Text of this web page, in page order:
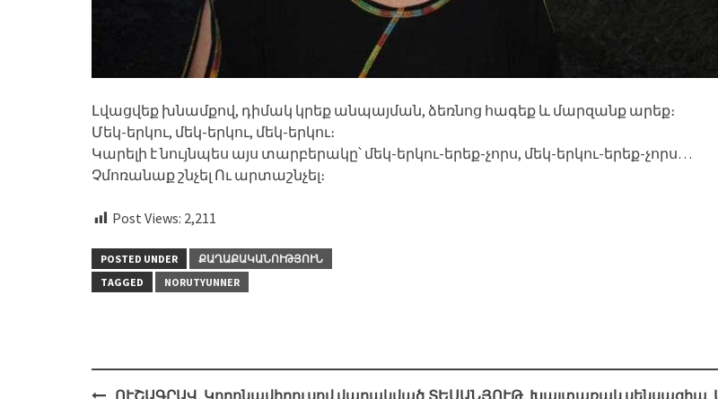
Լվացվեք խնամքով, դիմակ կրեք անպայման, ձեռնոց հագեք և մարզանք արեք։
Մեկ-երկու, մեկ-երկու, մեկ-երկու։
Կարելի է նույնպես այս տարբերակը՝ մեկ-երկու-երեք-չորս, մեկ-երկու-երեք-չորս…
Չմոռանաք շնչել Ու արտաշնչել։
Post Views: 2,211
POSTED UNDER
ՔԱՂԱՔԱԿԱՆՈՒԹՅՈՒՆ
TAGGED
NORUTYUNNER
Post